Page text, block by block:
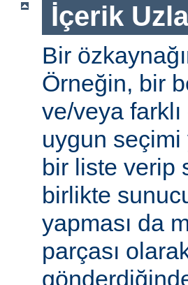
İçerik
Bir
Örneğin, bir
ve/veya
uygun seçimi
bir liste verip
birlikte
yapması da
parçası